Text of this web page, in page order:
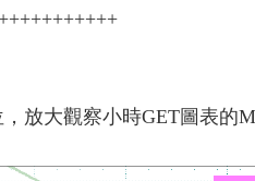
放大觀察小時GET圖表的